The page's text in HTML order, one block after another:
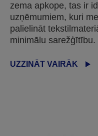
zema apkope, tas ir
uzņēmumiem, kuri
palielināt
minimālu sarežģītību.
UZZINĀT VAIRĀK